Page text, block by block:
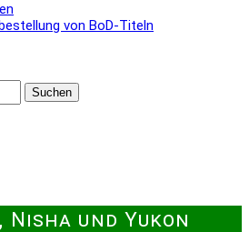
von BoD-Titeln
und Yukon